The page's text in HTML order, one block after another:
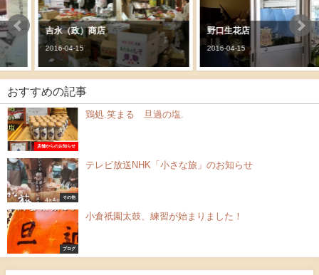
吉永（政）商店
2016-04-15
野口生花店
2016-04-15
おすすめの記事
店舗からのお知らせ
鶏処.笑まる 旦過の塩.
その他
テレビ放送NHK「小さな旅」のお知らせ
ブログ
小倉祇園太鼓、練習が始まりました！